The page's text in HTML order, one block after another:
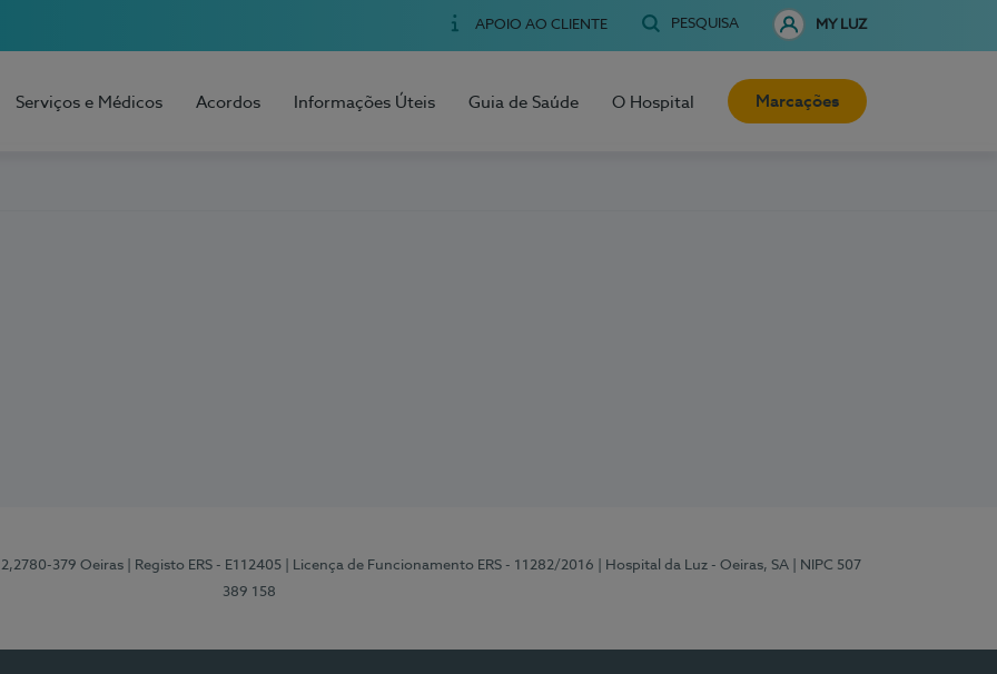
APOIO AO CLIENTE PESQUISA MY LUZ
Serviços e Médicos Acordos Informações Úteis Guia de Saúde O Hospital Marcações
379 Oeiras | Registo ERS - E112405 | Licença de Funcionamento ERS - 11282/2016 | Hospital da Luz - Oeiras, SA
| NIPC 507
389 158